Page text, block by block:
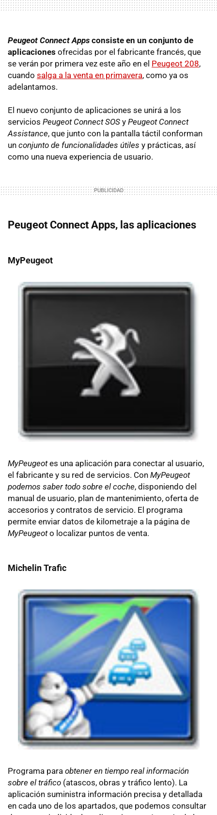
Peugeot Connect Apps consiste en un conjunto de
aplicaciones ofrecidas por el fabricante francés, que
se verán por primera vez este año en el Peugeot 208,
cuando salga a la venta en primavera, como ya os
adelantamos.
El nuevo conjunto de aplicaciones se unirá a los
servicios Peugeot Connect SOS y Peugeot Connect
Assistance, que junto con la pantalla táctil conforman
un conjunto de funcionalidades útiles y prácticas, así
como una nueva experiencia de usuario.
Peugeot Connect Apps, las aplicaciones
MyPeugeot
MyPeugeotes una aplicación para conectar al usuario,
el fabricante y su red de servicios. Con MyPeugeot
podemos saber todo sobre el coche, disponiendo del
manual de usuario, plan de mantenimiento, oferta de
accesorios y contratos de servicio. El programa
permite enviar datos de kilometraje a la página de
MyPeugeoto localizar puntos de venta.
Michelin Trafic
Programa para obtener en tiempo real información
sobre el tráfico (atascos, obras y tráfico lento). La
aplicación suministra información precisa y detallada
en cada uno de los apartados, que podemos consultar